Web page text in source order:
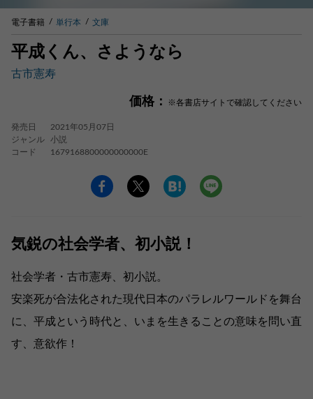
電子書籍 単行本 文庫
平成くん、さようなら
古市憲寿
価格： ※各書店サイトで確認してください
発売日
2021年05月07日
ジャンル
小説
コード
1679168800000000000E
気鋭の社会学者、初小説！
社会学者・古市憲寿、初小説。
安楽死が合法化された現代日本のパラレルワールドを舞台
に、平成という時代と、いまを生きることの意味を問い直
す、意欲作！